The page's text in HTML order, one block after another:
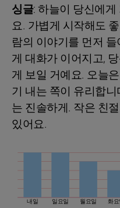
내일 일요일 월요일 화요
싱글: 하늘이 당신에
요. 가볍게 시작해도
람의 이야기를 먼저
게 대화가 이어지고,
게 보일 거예요. 오늘
기 내는 쪽이 유리합
는 진솔하게. 작은 친
있어요.